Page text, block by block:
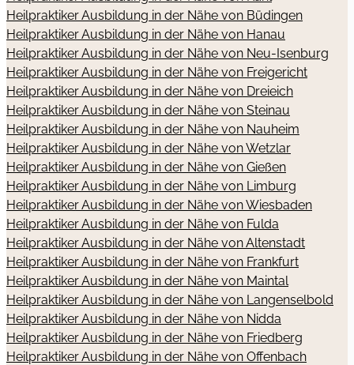
Heilpraktiker Ausbildung in der Nähe von Büdingen
Heilpraktiker Ausbildung in der Nähe von Hanau
Heilpraktiker Ausbildung in der Nähe von Neu-Isenburg
Heilpraktiker Ausbildung in der Nähe von Freigericht
Heilpraktiker Ausbildung in der Nähe von Dreieich
Heilpraktiker Ausbildung in der Nähe von Steinau
Heilpraktiker Ausbildung in der Nähe von Nauheim
Heilpraktiker Ausbildung in der Nähe von Wetzlar
Heilpraktiker Ausbildung in der Nähe von Gießen
Heilpraktiker Ausbildung in der Nähe von Limburg
Heilpraktiker Ausbildung in der Nähe von Wiesbaden
Heilpraktiker Ausbildung in der Nähe von Fulda
Heilpraktiker Ausbildung in der Nähe von Altenstadt
Heilpraktiker Ausbildung in der Nähe von Frankfurt
Heilpraktiker Ausbildung in der Nähe von Maintal
Heilpraktiker Ausbildung in der Nähe von Langenselbold
Heilpraktiker Ausbildung in der Nähe von Nidda
Heilpraktiker Ausbildung in der Nähe von Friedberg
Heilpraktiker Ausbildung in der Nähe von Offenbach